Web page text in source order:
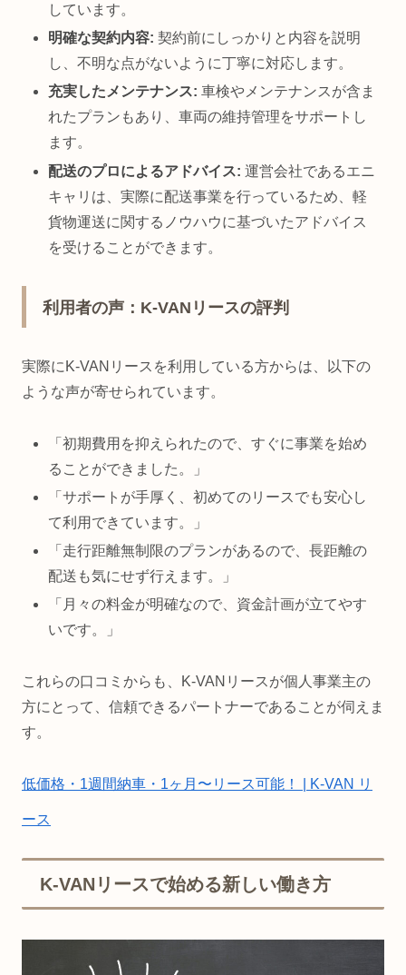
しています。
明確な契約内容: 契約前にしっかりと内容を説明
し、不明な点がないように丁寧に対応します。
充実したメンテナンス: 車検やメンテナンスが含ま
れたプランもあり、車両の維持管理をサポートし
ます。
配送のプロによるアドバイス: 運営会社であるエニ
キャリは、実際に配送事業を行っているため、軽
貨物運送に関するノウハウに基づいたアドバイス
を受けることができます。
利用者の声：K-VANリースの評判
実際にK-VANリースを利用している方からは、以下の
ような声が寄せられています。
「初期費用を抑えられたので、すぐに事業を始め
ることができました。」
「サポートが手厚く、初めてのリースでも安心し
て利用できています。」
「走行距離無制限のプランがあるので、長距離の
配送も気にせず行えます。」
「月々の料金が明確なので、資金計画が立てやす
いです。」
これらの口コミからも、K-VANリースが個人事業主の
方にとって、信頼できるパートナーであることが伺えま
す。
低価格・1週間納車・1ヶ月〜リース可能！ | K-VAN リ
ース
K-VANリースで始める新しい働き方